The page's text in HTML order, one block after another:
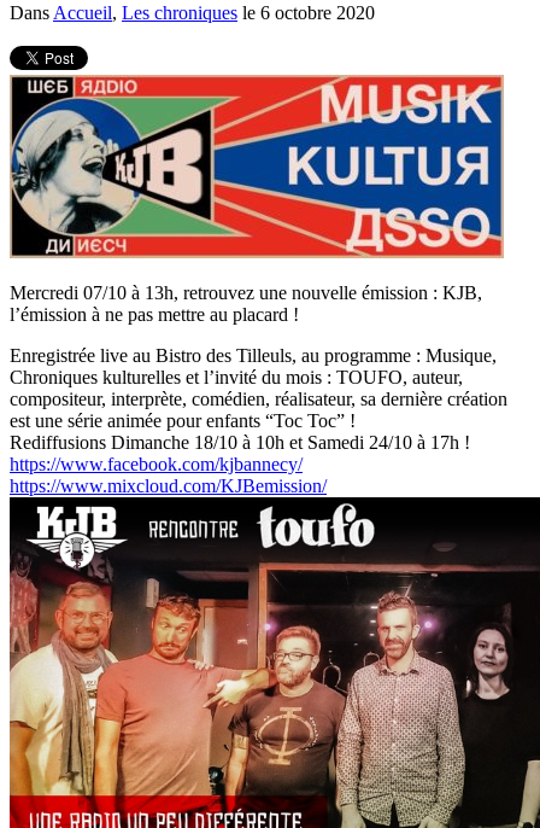
Dans Accueil, Les chroniques le 6 octobre 2020
Mercredi 07/10 à 13h, retrouvez une nouvelle émission : KJB,
l’émission à ne pas mettre au placard !
Enregistrée live au Bistro des Tilleuls, au programme : Musique,
Chroniques kulturelles et l’invité du mois : TOUFO, auteur,
compositeur, interprète, comédien, réalisateur, sa dernière création
est une série animée pour enfants “Toc Toc” !
Rediffusions Dimanche 18/10 à 10h et Samedi 24/10 à 17h !
https://www.facebook.com/kjbannecy/
https://www.mixcloud.com/KJBemission/